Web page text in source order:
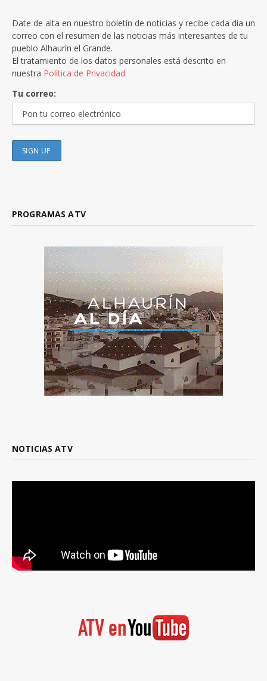
Date de alta en nuestro boletín de noticias y recibe cada día un
correo con el resumen de las noticias más interesantes de tu
pueblo Alhaurín el Grande.
El tratamiento de los datos personales está descrito en
nuestra Política de Privacidad.
Tu correo:
PROGRAMAS ATV
NOTICIAS ATV